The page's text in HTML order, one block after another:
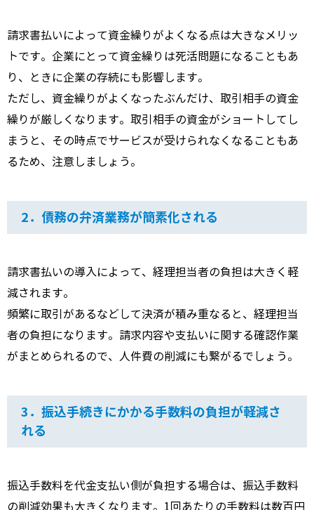
請求書払いによって資金繰りがよくなる点は大きなメリッ
トです。企業にとって資金繰りは死活問題になることもあ
り、ときに企業の存続にも影響します。
ただし、資金繰りがよくなったぶんだけ、取引相手の資金
繰りが厳しくなります。取引相手の資金がショートしてし
まうと、その時点でサービスが受けられなくなることもあ
るため、注意しましょう。
2．債務の弁済業務が簡素化される
請求書払いの導入によって、経理担当者の負担は大きく軽
減されます。
頻繁に取引があるなどして決済が積み重なると、経理担当
者の負担になります。請求内容や支払いに関する確認作業
がまとめられるので、人件費の削減にも繋がるでしょう。
3．振込手続きにかかる手数料の負担が軽減さ
れる
振込手数料を代金支払い側が負担する場合は、振込手数料
の削減効果も大きくなります。1回あたりの手数料は数百円